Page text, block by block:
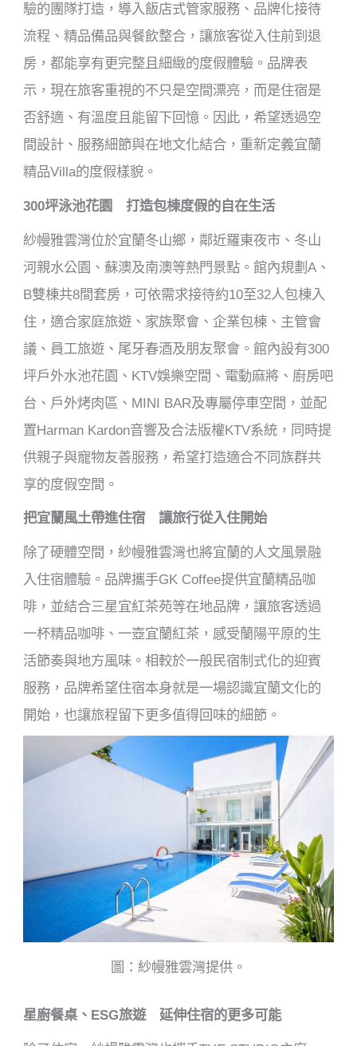
驗的團隊打造，導入飯店式管家服務、品牌化接待
流程、精品備品與餐飲整合，讓旅客從入住前到退
房，都能享有更完整且細緻的度假體驗。品牌表
示，現在旅客重視的不只是空間漂亮，而是住宿是
否舒適、有溫度且能留下回憶。因此，希望透過空
間設計、服務細節與在地文化結合，重新定義宜蘭
精品Villa的度假樣貌。
300坪泳池花園 打造包棟度假的自在生活
紗幔雅雲灣位於宜蘭冬山鄉，鄰近羅東夜市、冬山
河親水公園、蘇澳及南澳等熱門景點。館內規劃A、
B雙棟共8間套房，可依需求接待約10至32人包棟入
住，適合家庭旅遊、家族聚會、企業包棟、主管會
議、員工旅遊、尾牙春酒及朋友聚會。館內設有300
坪戶外水池花園、KTV娛樂空間、電動麻將、廚房吧
台、戶外烤肉區、MINI BAR及專屬停車空間，並配
置Harman Kardon音響及合法版權KTV系統，同時提
供親子與寵物友善服務，希望打造適合不同族群共
享的度假空間。
把宜蘭風土帶進住宿 讓旅行從入住開始
除了硬體空間，紗幔雅雲灣也將宜蘭的人文風景融
入住宿體驗。品牌攜手GK Coffee提供宜蘭精品咖
啡，並結合三星宜紅茶苑等在地品牌，讓旅客透過
一杯精品咖啡、一壺宜蘭紅茶，感受蘭陽平原的生
活節奏與地方風味。相較於一般民宿制式化的迎賓
服務，品牌希望住宿本身就是一場認識宜蘭文化的
開始，也讓旅程留下更多值得回味的細節。
圖：紗幔雅雲灣提供。
星廚餐桌、ESG旅遊 延伸住宿的更多可能